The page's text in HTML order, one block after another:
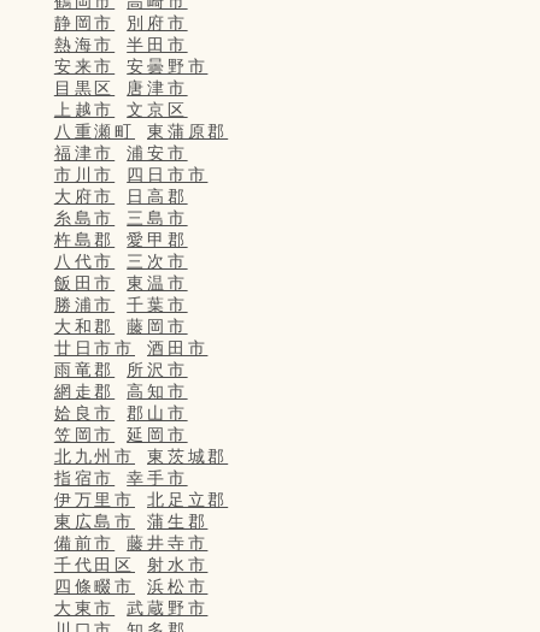
静岡市
別府市
熱海市
半田市
安来市
安曇野市
目黒区
唐津市
上越市
文京区
八重瀬町
東蒲原郡
福津市
浦安市
市川市
四日市市
大府市
日高郡
糸島市
三島市
杵島郡
愛甲郡
八代市
三次市
飯田市
東温市
勝浦市
千葉市
大和郡
藤岡市
廿日市市
酒田市
雨竜郡
所沢市
網走郡
高知市
姶良市
郡山市
笠岡市
延岡市
北九州市
東茨城郡
指宿市
幸手市
伊万里市
北足立郡
東広島市
蒲生郡
備前市
藤井寺市
千代田区
射水市
四條畷市
浜松市
大東市
武蔵野市